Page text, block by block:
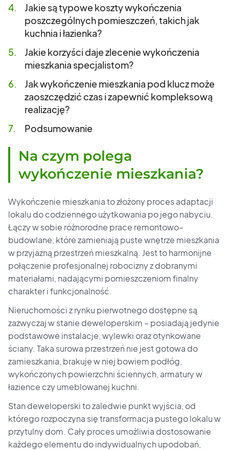
Jakie są typowe koszty wykończenia
poszczególnych pomieszczeń, takich jak
kuchnia i łazienka?
Jakie korzyści daje zlecenie wykończenia
mieszkania specjalistom?
Jak wykończenie mieszkania pod klucz może
zaoszczędzić czas i zapewnić kompleksową
realizację?
Podsumowanie
Na czym polega
wykończenie mieszkania?
Wykończenie mieszkania to złożony proces adaptacji
lokalu do codziennego użytkowania po jego nabyciu.
Łączy w sobie różnorodne prace remontowo–
budowlane, które zamieniają puste wnętrze mieszkania
w przyjazną przestrzeń mieszkalną. Jest to harmonijne
połączenie profesjonalnej robocizny z dobranymi
materiałami, nadającymi pomieszczeniom finalny
charakter i funkcjonalność.
Nieruchomości z rynku pierwotnego dostępne są
zazwyczaj w stanie deweloperskim – posiadają jedynie
podstawowe instalacje, wylewki oraz otynkowane
ściany. Taka surowa przestrzeń nie jest gotowa do
zamieszkania, brakuje w niej bowiem podłóg,
wykończonych powierzchni ściennych, armatury w
łazience czy umeblowanej kuchni.
Stan deweloperski to zaledwie punkt wyjścia, od
którego rozpoczyna się transformacja pustego lokalu w
przytulny dom. Cały proces umożliwia dostosowanie
każdego elementu do indywidualnych upodobań,